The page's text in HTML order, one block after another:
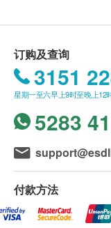
者，可以全无病征
所有健康检查
免责声明：
途。当阁下身
咨询有认可
本服务/产
有关此服务/
产品而引致
星期一至五(星期三
星期三: 11:00a.m.
星期六: 9:30a.m. –
星期日及公众假期:
订购及查询
3151
星期一至六早上9时至晚上12
5283
付款方法